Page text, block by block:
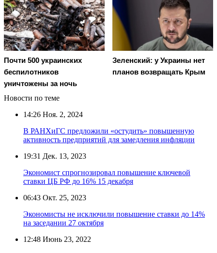
Почти 500 украинских
беспилотников
уничтожены за ночь
Зеленский: у Украины нет
планов возвращать Крым
Новости по теме
14:26 Ноя. 2, 2024
В РАНХиГС предложили «остудить» повышенную
активность предприятий для замедления инфляции
19:31 Дек. 13, 2023
Экономист спрогнозировал повышение ключевой
ставки ЦБ РФ до 16% 15 декабря
06:43 Окт. 25, 2023
Экономисты не исключили повышение ставки до 14%
на заседании 27 октября
12:48 Июнь 23, 2022